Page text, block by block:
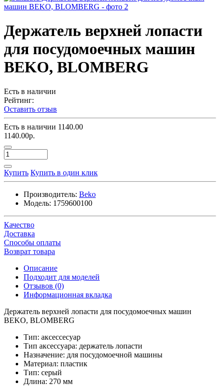
Держатель верхней лопасти
для посудомоечных машин
BEKO, BLOMBERG
Есть в наличии
Рейтинг:
Оставить отзыв
Есть в наличии 1140.00
1140.00р.
Купить Купить в один клик
Производитель: Beko
Модель: 1759600100
Качество
Доставка
Способы оплаты
Возврат товара
Описание
Подходит для моделей
Отзывов (0)
Информационная вкладка
Держатель верхней лопасти для посудомоечных машин
BEKO, BLOMBERG
Тип: аксессесуар
Тип аксессуара: держатель лопасти
Назначение: для посудомоечной машины
Материал: пластик
Тип: серый
Длина: 270 мм